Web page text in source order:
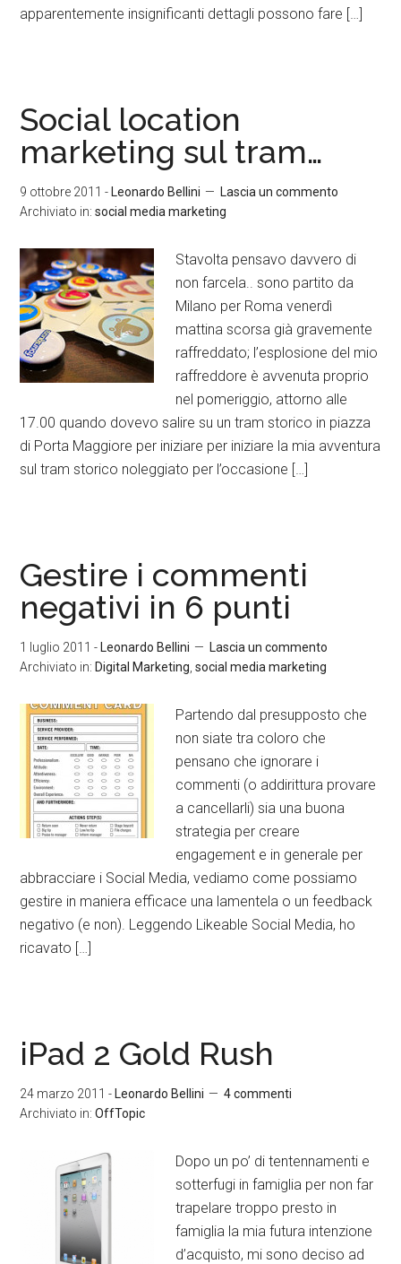
apparentemente insignificanti dettagli possono fare […]
Social location
marketing sul tram…
9 ottobre 2011 - Leonardo Bellini
Lascia un commento
Archiviato in:social media marketing
Stavolta pensavo davvero di
non farcela.. sono partito da
Milano per Roma venerdì
mattina scorsa già gravemente
raffreddato; l’esplosione del mio
raffreddore è avvenuta proprio
nel pomeriggio, attorno alle
17.00 quando dovevo salire su un tram storico in piazza
di Porta Maggiore per iniziare per iniziare la mia avventura
sul tram storico noleggiato per l’occasione […]
Gestire i commenti
negativi in 6 punti
1 luglio 2011 - Leonardo Bellini
Lascia un commento
Archiviato in: Digital Marketing ,social media marketing
Partendo dal presupposto che
non siate tra coloro che
pensano che ignorare i
commenti (o addirittura provare
a cancellarli) sia una buona
strategia per creare
engagement e in generale per
abbracciare i Social Media, vediamo come possiamo
gestire in maniera efficace una lamentela o un feedback
negativo (e non). Leggendo Likeable Social Media, ho
ricavato […]
iPad 2 Gold Rush
24 marzo 2011 - Leonardo Bellini
4 commenti
Archiviato in:OffTopic
Dopo un po’ di tentennamenti e
sotterfugi in famiglia per non far
trapelare troppo presto in
famiglia la mia futura intenzione
d’acquisto, mi sono deciso ad